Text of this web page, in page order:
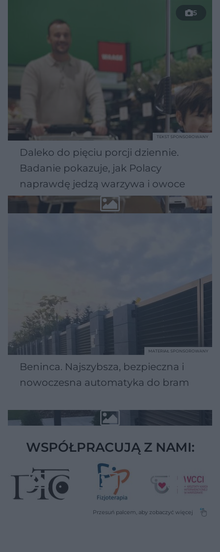
5
Daleko do pięciu porcji dziennie.
Badanie pokazuje, jak Polacy
naprawdę jedzą warzywa i owoce
TEKST SPONSOROWANY
Beninca. Najszybsza, bezpieczna i
nowoczesna automatyka do bram
MATERIAŁ SPONSOROWANY
WSPÓŁPRACUJĄ Z NAMI: